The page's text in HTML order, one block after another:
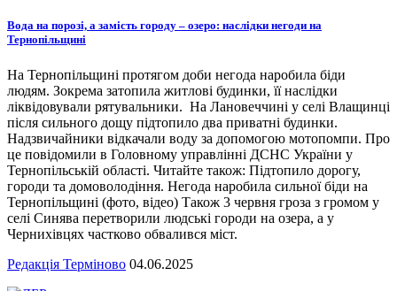
Вода на порозі, а замість городу – озеро: наслідки негоди на
Тернопільщині
На Тернопільщині протягом доби негода наробила біди
людям. Зокрема затопила житлові будинки, її наслідки
ліквідовували рятувальники. На Лановеччині у селі Влащинці
після сильного дощу підтопило два приватні будинки.
Надзвичайники відкачали воду за допомогою мотопомпи. Про
це повідомили в Головному управлінні ДСНС України у
Тернопільській області. Читайте також: Підтопило дорогу,
городи та домоволодіння. Негода наробила сильної біди на
Тернопільщині (фото, відео) Також 3 червня гроза з громом у
селі Синява перетворили людські городи на озера, а у
Чернихівцях частково обвалився міст.
Редакція Терміново 04.06.2025